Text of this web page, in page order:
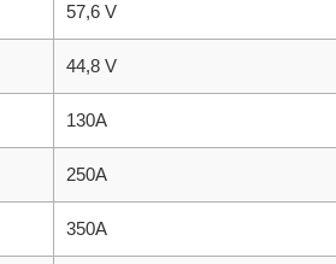
57,6 V
44,8 V
130A
250A
350A